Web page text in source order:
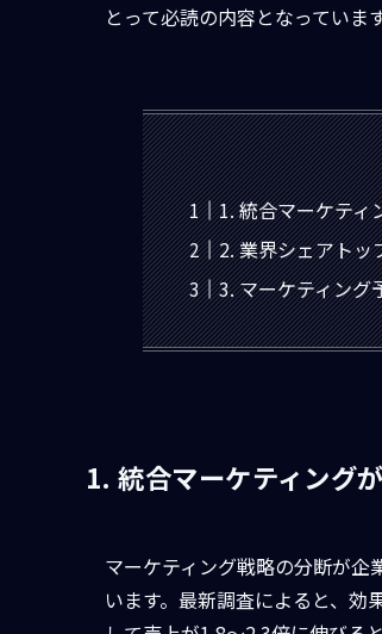
とって必読の内容となっています
1. 統合マーケティ
2. 業界シェアトッ
3. マーケティン
1. 統合マーケティング
マーケティング戦略の分断が企
います。最新調査によると、